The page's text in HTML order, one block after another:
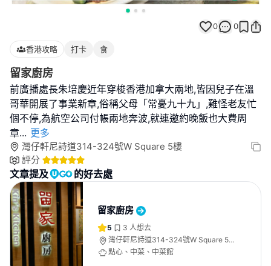
0 0
香港攻略 打卡 食
留家廚房
前廣播處長朱培慶近年穿梭香港加拿大兩地,皆因兒子在溫
哥華開展了事業新章,俗稱父母「常憂九十九」,難怪老友忙
個不停,為航空公司付帳兩地奔波,就連邀約晚飯也大費周
章... 更多
灣仔軒尼詩道314-324號W Square 5樓
評分
文章提及 的好去處
留家廚房
5 3 人想去
灣仔軒尼詩道314-324號W Square 5
樓
點心、中菜、中菜館